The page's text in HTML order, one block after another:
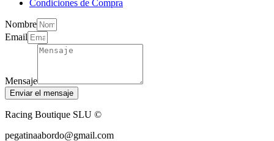
Condiciones de Compra
Nombre
Email
Mensaje
Enviar el mensaje
Racing Boutique SLU ©
pegatinaabordo@gmail.com